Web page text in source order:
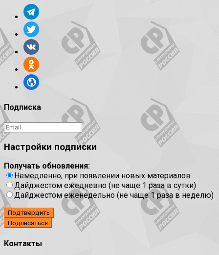
Подписка
Настройки подписки
Получать обновления:
Немедленно, при появлении новых материалов
Дайджестом ежедневно (не чаще 1 раза в сутки)
Дайджестом еженедельно (не чаще 1 раза в неделю)
Подтвердить
Контакты